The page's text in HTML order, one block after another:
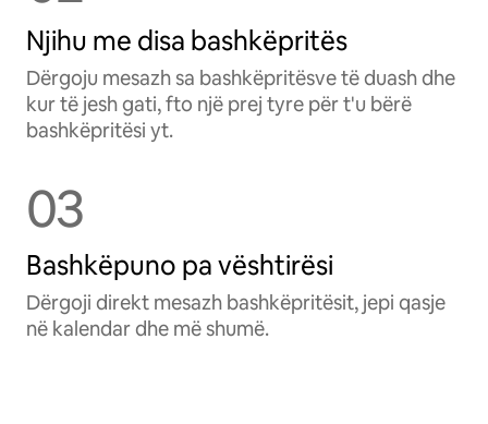
Njihu me disa bashkëpritës
Dërgoju mesazh sa bashkëpritësve të duash dhe
kur të jesh gati, fto një prej tyre për t'u bërë
bashkëpritësi yt.
03
Bashkëpuno pa vështirësi
Dërgoji direkt mesazh bashkëpritësit, jepi qasje
në kalendar dhe më shumë.